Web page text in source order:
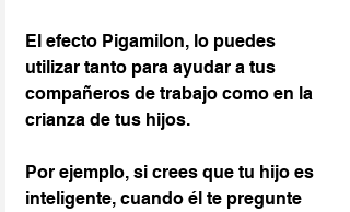
El efecto Pigamilon, lo puedes
utilizar tanto para ayudar a tus
compañeros de trabajo como en la
crianza de tus hijos.
Por ejemplo, si crees que tu hijo es
inteligente, cuando él te pregunte